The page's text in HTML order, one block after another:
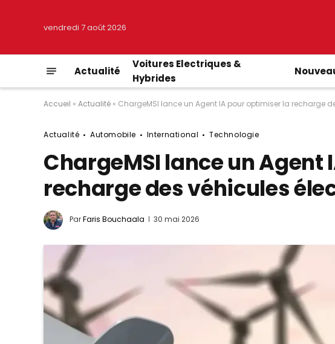
vendredi 7 août 2026
Actualité
Voitures Electriques &
Hybrides
Accueil » Actualité » ChargeMSI lance un Agent IA pour optimiser la recharge
Actualité Automobile International Technologie
ChargeMSI lance un
recharge des véhicules
ParFaris Bouchaala 30 mai 2026
© DR